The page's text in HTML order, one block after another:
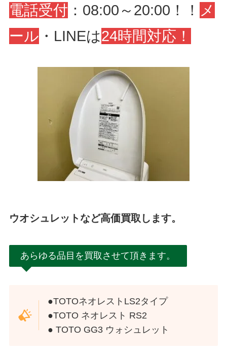
電話受付 ：08:00～20:00！！ メ
ール ・LINEは24時間対応！
ウオシュレットなど高価買取します。
あらゆる品目を買取させて頂きます。
●TOTOネオレストLS2タイプ
●TOTO ネオレスト RS2
● TOTO GG3 ウォシュレット